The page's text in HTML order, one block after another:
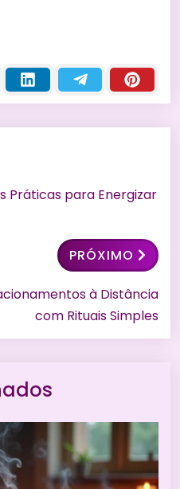
Práticas para Energizar
PRÓXIMO
à Distância
com Rituais Simples